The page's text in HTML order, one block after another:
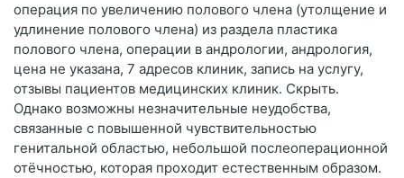
операция по увеличению полового члена (утолщение и
удлинение полового члена) из раздела пластика
полового члена, операции в андрологии, андрология,
цена не указана, 7 адресов клиник, запись на услугу,
отзывы пациентов медицинских клиник. Скрыть.
Однако возможны незначительные неудобства,
связанные с повышенной чувствительностью
генитальной областью, небольшой послеоперационной
отёчностью, которая проходит естественным образом.